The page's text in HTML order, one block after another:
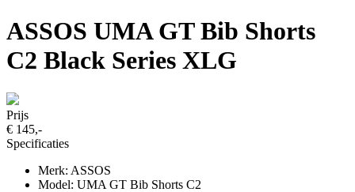
ASSOS UMA GT Bib Shorts
C2 Black Series XLG
Prijs
€ 145,-
Specificaties
Merk: ASSOS
Model: UMA GT Bib Shorts C2